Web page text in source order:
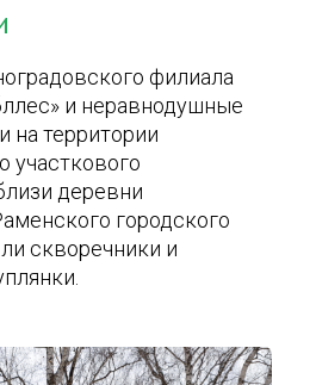
филиала
и неравнодушные
на территории
участкового
деревни
городского
скворечники и